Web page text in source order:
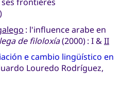
: l'influence arabe en
de filoloxía(2000) : I &II
e cambio lingüístico en
Louredo Rodríguez,